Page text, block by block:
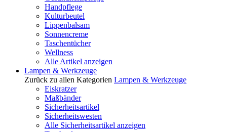
Handpflege
Kulturbeutel
Lippenbalsam
Sonnencreme
Taschentücher
Wellness
Alle Artikel anzeigen
Lampen & Werkzeuge
Zurück zu allen Kategorien Lampen & Werkzeuge
Eiskratzer
Maßbänder
Sicherheitsartikel
Sicherheitswesten
Alle Sicherheitsartikel anzeigen